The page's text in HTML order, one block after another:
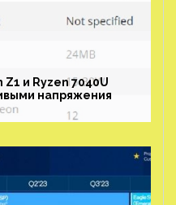
и Ryzen 7040U
напряжения